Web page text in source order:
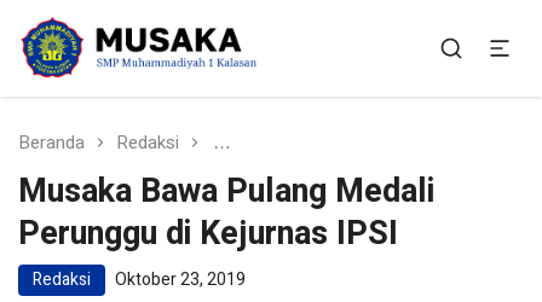
SMP Muhammadiyah 1
Kalasan
Situs Resmi SMP Muhammadiyah 1 Kalasan
Beranda Redaksi Musaka Bawa Pulang Medali
Musaka Bawa Pulang Medali
Perunggu di Kejurnas IPSI
Redaksi Oktober 23, 2019